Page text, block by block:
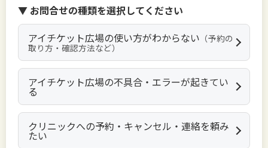
▼ お問合せの種類を選択してください
アイチケット広場の使い方がわからない （予約の
取り方・確認方法など）
アイチケット広場の不具合・エラーが起きてい
る
クリニックへの予約・キャンセル・連絡を頼み
たい